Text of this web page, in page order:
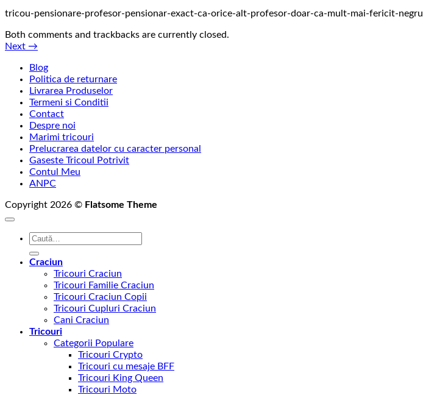
tricou-pensionare-profesor-pensionar-exact-ca-orice-alt-profesor-doar-ca-mult-mai-fericit-negru
Both comments and trackbacks are currently closed.
Next →
Blog
Politica de returnare
Livrarea Produselor
Termeni si Conditii
Contact
Despre noi
Marimi tricouri
Prelucrarea datelor cu caracter personal
Gaseste Tricoul Potrivit
Contul Meu
ANPC
Copyright 2026 © Flatsome Theme
Caută
Craciun
Tricouri Craciun
Tricouri Familie Craciun
Tricouri Craciun Copii
Tricouri Cupluri Craciun
Cani Craciun
Tricouri
Categorii Populare
Tricouri Crypto
Tricouri cu mesaje BFF
Tricouri King Queen
Tricouri Moto